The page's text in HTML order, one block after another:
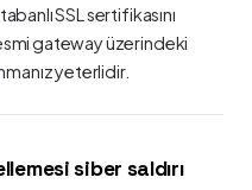
SSL sertifikasını
gateway üzerindeki
yeterlidir.
siber saldırı